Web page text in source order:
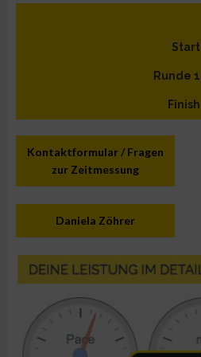
Start
Runde 1
Finish
Kontaktformular / Fragen
zur Zeitmessung
Daniela Zöhrer